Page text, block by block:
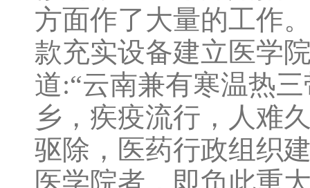
方面作了大量的工作
款充实设备建立医学
道:“云南兼有寒温热
乡，疾疫流行，人难
驱除，医药行政组织